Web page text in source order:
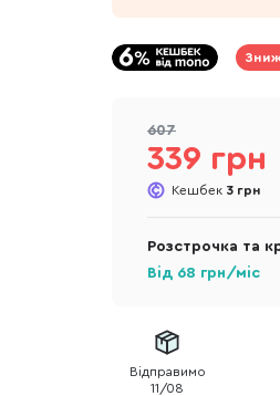
607
339 грн
Кешбек 3 грн
Розстрочка та
Від 68 грн/міс
Відправимо
11/08